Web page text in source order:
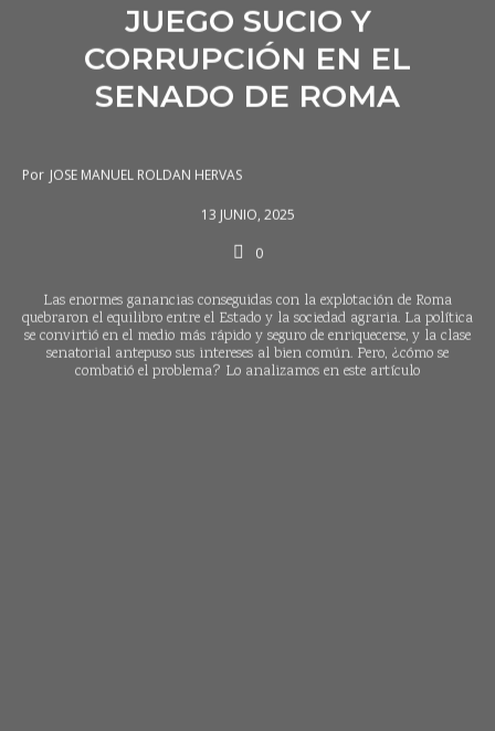
JUEGO SUCIO Y
CORRUPCIÓN EN EL
SENADO DE ROMA
Por JOSE MANUEL ROLDAN HERVAS
13 JUNIO, 2025
0
Las enormes ganancias conseguidas con la explotación de Roma
quebraron el equilibro entre el Estado y la sociedad agraria. La política
se convirtió en el medio más rápido y seguro de enriquecerse, y la clase
senatorial antepuso sus intereses al bien común. Pero, ¿cómo se
combatió el problema? Lo analizamos en este artículo